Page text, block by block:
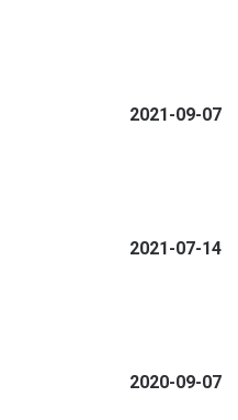
2021-09-07
2021-07-14
2020-09-07